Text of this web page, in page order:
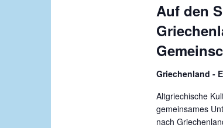
Auf den
Griechenland -
Altgriechische
gemeinsames
nach